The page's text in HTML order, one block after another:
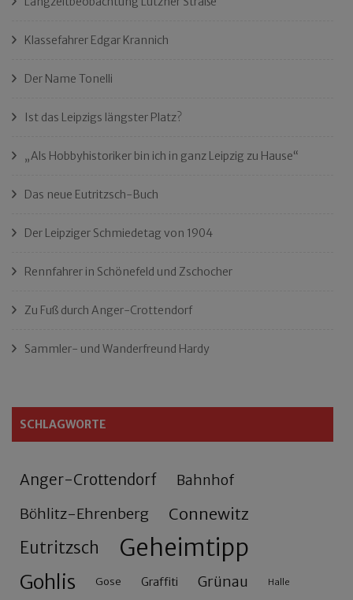
Klassefahrer Edgar Krannich
Der Name Tonelli
Ist das Leipzigs längster Platz?
„Als Hobbyhistoriker bin ich in ganz Leipzig zu Hause“
Das neue Eutritzsch-Buch
Der Leipziger Schmiedetag von 1904
Rennfahrer in Schönefeld und Zschocher
Zu Fuß durch Anger-Crottendorf
Sammler- und Wanderfreund Hardy
SCHLAGWORTE
Anger-Crottendorf Bahnhof
Böhlitz-Ehrenberg Connewitz
Eutritzsch Geheimtipp
Gohlis Gose Graffiti Grünau Halle